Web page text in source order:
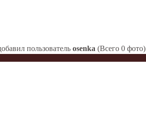
пользователь osenka (Всего 0 фото)